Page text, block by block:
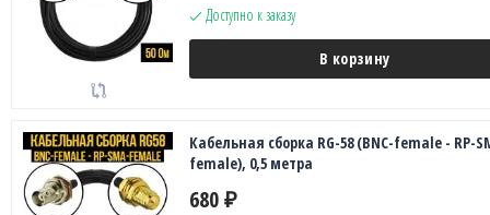
Доступно к заказу
В корзину
Кабельная сборка RG-58 (BNC-female - RP-
female), 0,5 метра
680 ₽